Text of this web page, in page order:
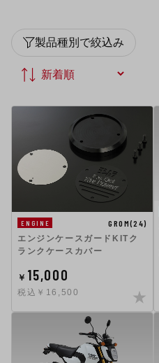
製品種別で絞込み
ENGINE
GROM(24)
エンジンケースガードKITク
ランクケースカバー
￥ 15,000
税込￥16,500